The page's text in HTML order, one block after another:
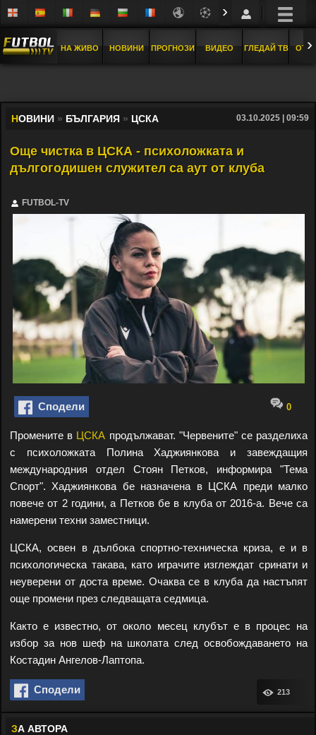
›
НА ЖИВО НОВИНИ ПРОГНОЗИ ВИДЕО ГЛЕДАЙ ТВ ›
НОВИНИ » БЪЛГАРИЯ » ЦСКА 03.10.2025 | 09:59
Още чистка в ЦСКА - психоложката и
дългогодишен служител са аут от клуба
FUTBOL-TV
Сподели 0
Промените в ЦСКА продължават. "Червените" се разделиха
с психоложката Полина Хаджиянкова и завеждащия
международния отдел Стоян Петков, информира "Тема
Спорт". Хаджиянкова бе назначена в ЦСКА преди малко
повече от 2 години, а Петков бе в клуба от 2016-а. Вече са
намерени техни заместници.
ЦСКА, освен в дълбока спортно-техническа криза, е и в
психологическа такава, като играчите изглеждат сринати и
неуверени от доста време. Очаква се в клуба да настъпят
още промени през следващата седмица.
Както е известно, от около месец клубът е в процес на
избор за нов шеф на школата след освобождаването на
Костадин Ангелов-Лаптопа.
Сподели 213
ЗА АВТОРА